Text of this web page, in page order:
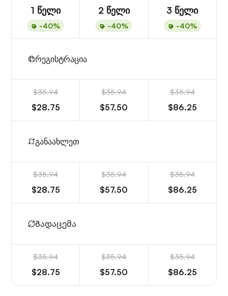
1 წელი
-40%
2 წელი
-40%
3 წელი
-40%
რეგისტრაცია
$35.94
$28.75
$35.94
$57.50
$35.94
$86.25
განაახლეთ
$35.94
$28.75
$35.94
$57.50
$35.94
$86.25
Გადაცემა
$35.94
$28.75
$35.94
$57.50
$35.94
$86.25